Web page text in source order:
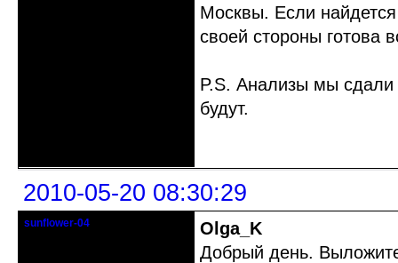
Москвы. Если
своей стороны готова
P.S. Анализы мы сдали
будут.
2010-05-20 08:30:29
sunflower-04
Olga_K
Добрый день.